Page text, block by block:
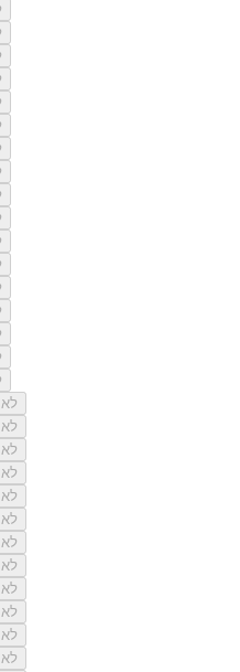
לא
לא
לא
לא
לא
לא
לא
לא
לא
לא
לא
לא